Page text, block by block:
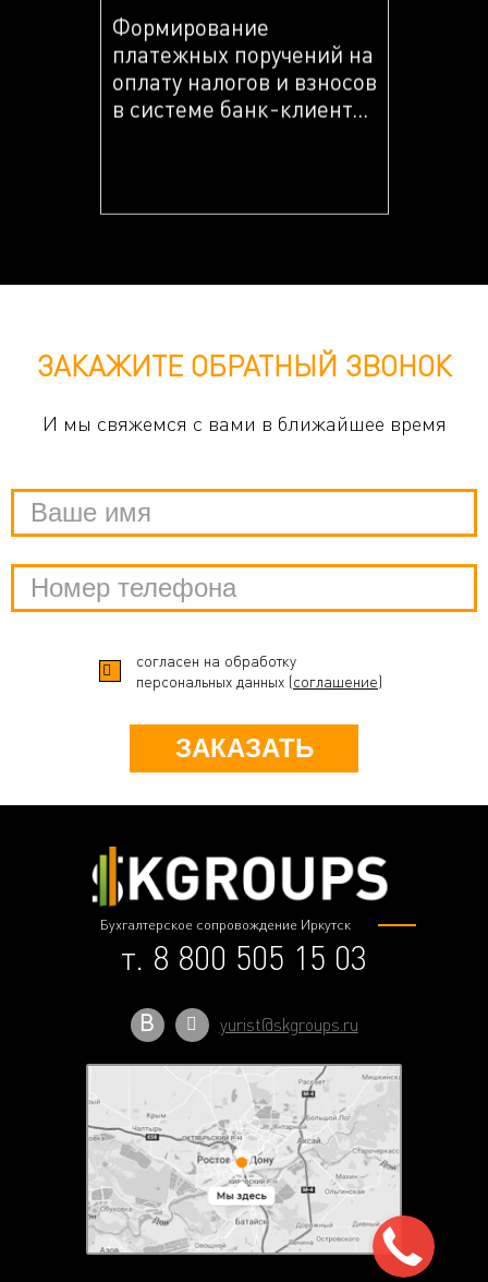
Формирование
платежных поручений на
оплату налогов и взносов
в системе банк-клиент...
ЗАКАЖИТЕ ОБРАТНЫЙ ЗВОНОК
И мы свяжемся с вами в ближайшее время
ЗАКАЗАТЬ
согласен на обработку
персональных данных (соглашение)
Бухгалтерское сопровождение Иркутск
т. 8 800 505 15 03
В yurist@skgroups.ru